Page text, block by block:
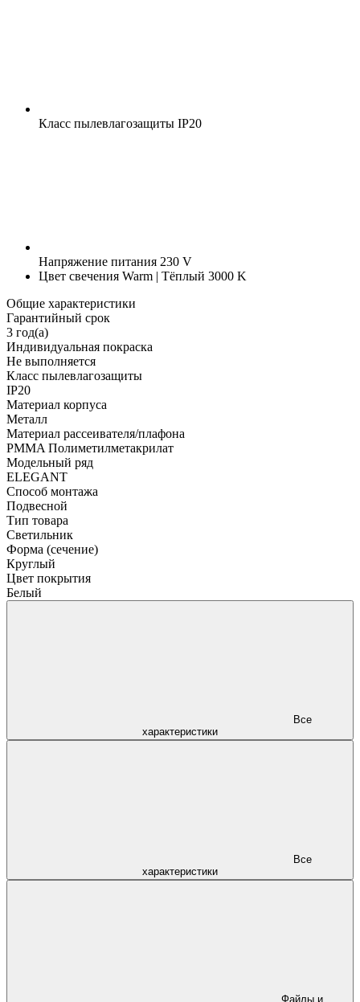
Класс пылевлагозащиты IP20
Напряжение питания 230 V
Цвет свечения Warm | Тёплый 3000 K
Общие характеристики
Гарантийный срок
3 год(а)
Индивидуальная покраска
Не выполняется
Класс пылевлагозащиты
IP20
Материал корпуса
Металл
Материал рассеивателя/плафона
PMMA Полиметилметакрилат
Модельный ряд
ELEGANT
Способ монтажа
Подвесной
Тип товара
Светильник
Форма (сечение)
Круглый
Цвет покрытия
Белый
характеристики
характеристики